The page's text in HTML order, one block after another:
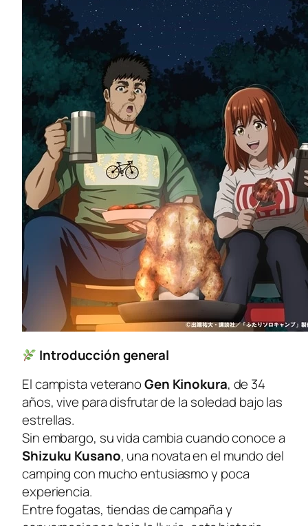
Introducción general
El campista veteranoGen Kinokura, de 34
años, vive para disfrutar de la soledad bajo las
estrellas.
Sin embargo, su vida cambia cuando conoce a
Shizuku Kusano, una novata en el mundo del
camping con mucho entusiasmo y poca
experiencia.
Entre fogatas, tiendas de campaña y